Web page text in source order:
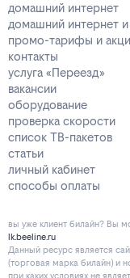
домашний интернет
домашний интернет
промо-тарифы и
контакты
услуга «Переезд»
вакансии
оборудование
проверка скорости
список ТВ-пакетов
статьи
личный кабинет
способы оплаты
вы уже клиент билайн? Вы
lk.beeline.ru
Данный ресурс является
(торговая марка билайн) и